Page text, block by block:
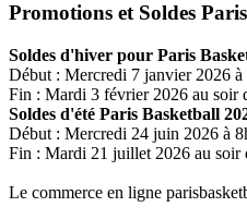
Promotions et Soldes
Soldes d'hiver pour Paris
Début : Mercredi 7 janvier 2026 à
Fin : Mardi 3 février 2026 au soir
Soldes d'été Paris Basketball
Début : Mercredi 24 juin 2026 à
Fin : Mardi 21 juillet 2026 au soir
Le commerce en ligne